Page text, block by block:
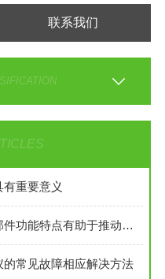
联系我们
重要意义
了解金属元素检测仪各组成部件功能特点有助于推动相关领域的研究
常见故障相应解决方法